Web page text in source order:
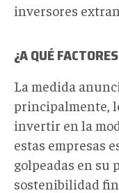
inversores
¿A QUÉ
La medida
principalmente,
invertir en la
estas empresas
golpeadas en su
sostenibilidad